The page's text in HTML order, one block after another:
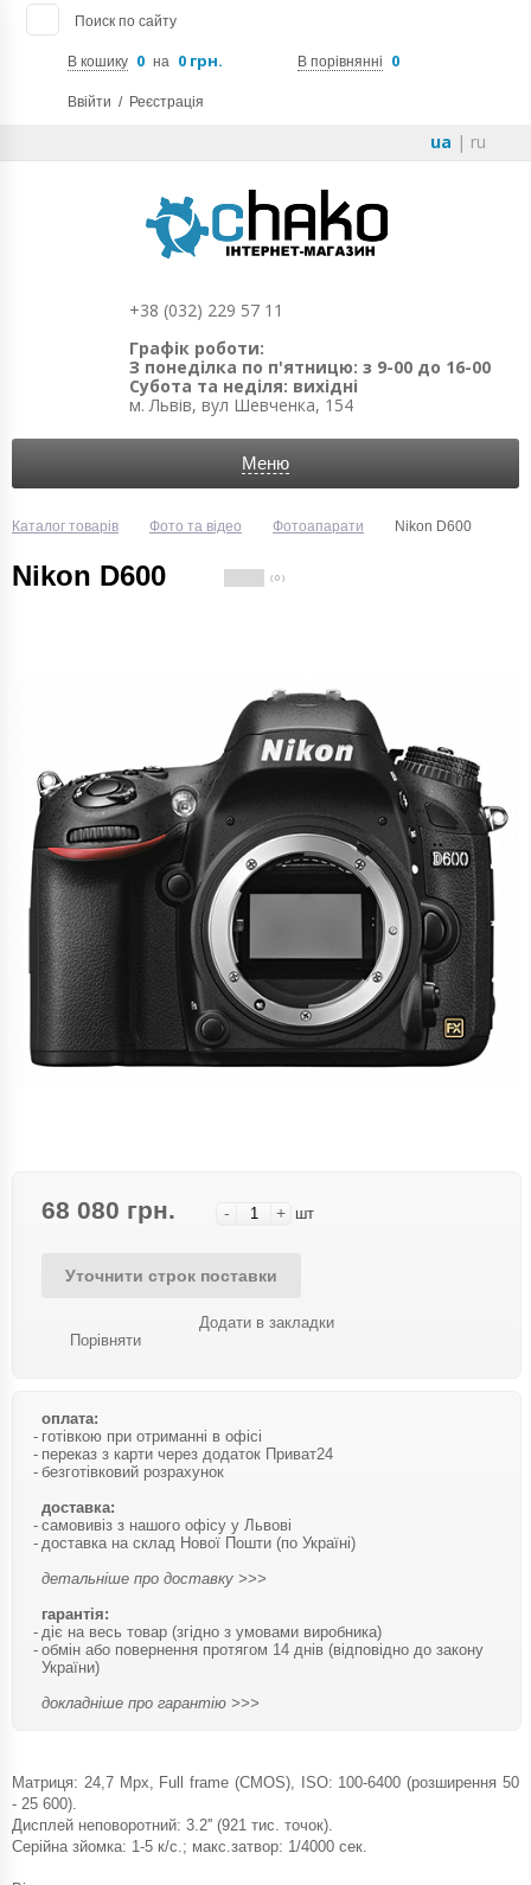
Поиск по сайту
В кошику 0 на 0 грн. В порівнянні 0
Ввійти / Реєстрація
ua | ru
+38 (032) 229 57 11
Графік роботи:
З понеділка по п'ятницю: з 9-00 до 16-00
Субота та неділя: вихідні
м. Львів, вул Шевченка, 154
Меню
Каталог товарів Фото та відео Фотоапарати Nikon D600
Nikon D600 ( 0 )
68 080 грн. - + шт
Уточнити строк поставки
Порівняти
Додати в закладки
оплата:
готівкою при отриманні в офісі
переказ з карти через додаток Приват24
безготівковий розрахунок
доставка:
самовивіз з нашого офісу у Львові
доставка на склад Нової Пошти (по Україні)
детальніше про доставку >>>
гарантія:
діє на весь товар (згідно з умовами виробника)
обмін або повернення протягом 14 днів (відповідно до закону
України)
докладніше про гарантію >>>
Матриця: 24,7 Mpx, Full frame (CMOS), ISO: 100-6400 (розширення 50
- 25 600).
Дисплей неповоротний: 3.2'' (921 тис. точок).
Серійна зйомка: 1-5 к/с.; макс.затвор: 1/4000 сек.